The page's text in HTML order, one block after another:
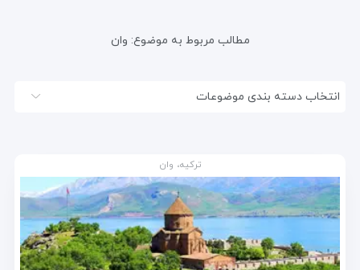
مطالب مربوط به موضوع: وان
انتخاب دسته بندی موضوعات
ترکیه، وان